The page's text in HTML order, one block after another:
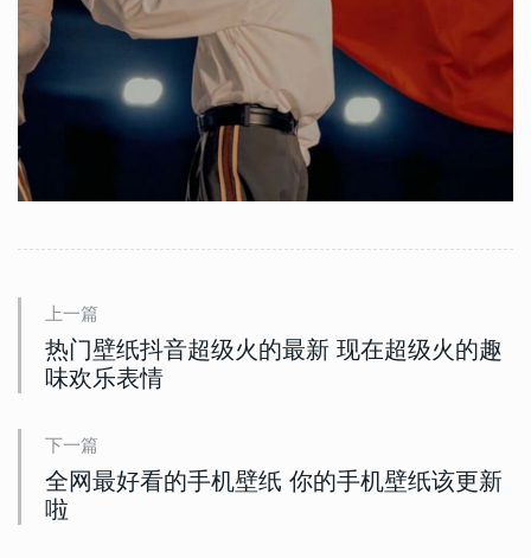
上一篇
热门壁纸抖音超级火的最新 现在超级火的趣
味欢乐表情
下一篇
全网最好看的手机壁纸 你的手机壁纸该更新
啦